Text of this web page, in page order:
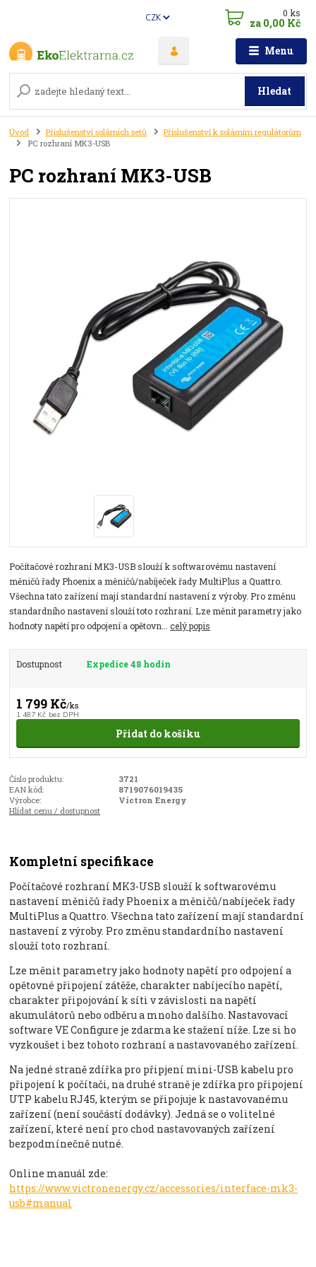
Menu
CZK
Hledat
0ks
za 0,00 Kč
Úvod Příslušenství solárních setů
Příslušenství k solárním regulátorům
PC rozhraní MK3-USB
PC rozhraní MK3-USB
Počítačové rozhraní MK3-USB slouží k softwarovému nastavení
měničů řady Phoenix a měničů/nabíječek řady MultiPlus a Quattro.
Všechna tato zařízení mají standardní nastavení z výroby. Pro změnu
standardního nastavení slouží toto rozhraní. Lze měnit parametry jako
hodnoty napětí pro odpojení a opětovn...celý popis
Dostupnost Expedice 48 hodin
1 799 Kč/ks
1 487 Kč bez DPH
Přidat do košíku
Číslo produktu:
3721
EAN kód:
8719076019435
Výrobce:
Victron Energy
Hlídat cenu / dostupnost
Kompletní specifikace
Počítačové rozhraní MK3-USB slouží k softwarovému
nastavení měničů řady Phoenix a měničů/nabíječek řady
MultiPlus a Quattro. Všechna tato zařízení mají standardní
nastavení z výroby. Pro změnu standardního nastavení
slouží toto rozhraní.
Lze měnit parametry jako hodnoty napětí pro odpojení a
opětovné připojení zátěže, charakter nabíjecího napětí,
charakter připojování k síti v závislosti na napětí
akumulátorů nebo odběru a mnoho dalšího. Nastavovací
software VE Configure je zdarma ke stažení níže. Lze si ho
vyzkoušet i bez tohoto rozhraní a nastavovaného zařízení.
Na jedné straně zdířka pro připjení mini-USB kabelu pro
připojení k počítači, na druhé straně je zdířka pro připojení
UTP kabelu RJ45, kterým se připojuje k nastavovanému
zařízení (není součástí dodávky). Jedná se o volitelné
zařízení, které není pro chod nastavovaných zařízení
bezpodmínečně nutné.
Online manuál zde:
https://www.victronenergy.cz/accessories/interface-mk3-
usb#manual